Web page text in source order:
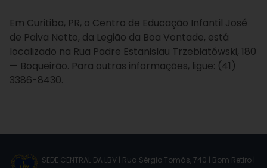
Em Curitiba, PR, o Centro de Educação Infantil José
de Paiva Netto, da Legião da Boa Vontade, está
localizado na Rua Padre Estanislau Trzebiatówski, 180
— Boqueirão. Para outras informações, ligue: (41)
3386-8430.
SEDE CENTRAL DA LBV | Rua Sérgio Tomás, 740 | Bom Retiro |